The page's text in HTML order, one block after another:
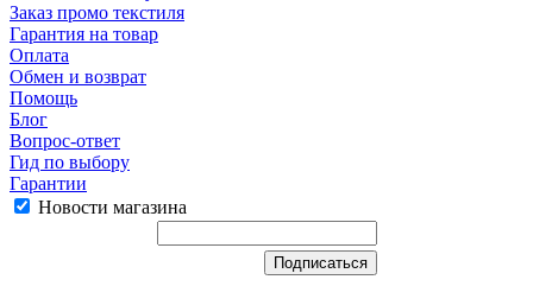
Заказ промо текстиля
Гарантия на товар
Оплата
Обмен и возврат
Помощь
Блог
Вопрос-ответ
Гид по выбору
Гарантии
Новости магазина